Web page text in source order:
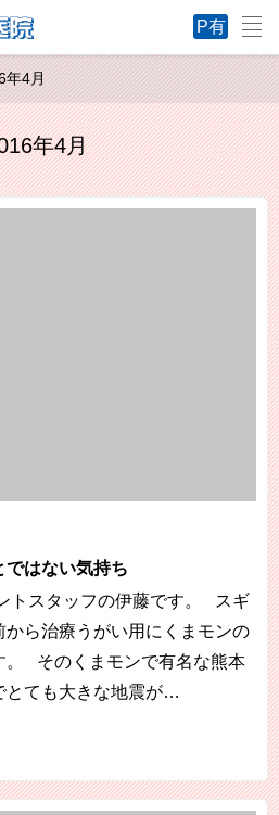
年4月
年4月
ではない気持ち
トスタッフの伊藤です。 スギ
ら治療うがい用にくまモンの
。 そのくまモンで有名な熊本
とても大きな地震が…